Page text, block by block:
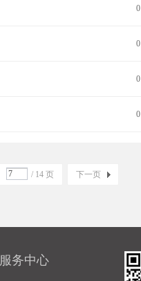
/ 14 页 下一页
服务中心